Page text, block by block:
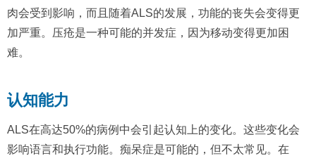
肉会受到影响，而且随着ALS的发展，功能的丧失会变得更
加严重。压疮是一种可能的并发症，因为移动变得更加困
难。
认知能力
ALS在高达50%的病例中会引起认知上的变化。这些变化会
影响语言和执行功能。痴呆症是可能的，但不太常见。在